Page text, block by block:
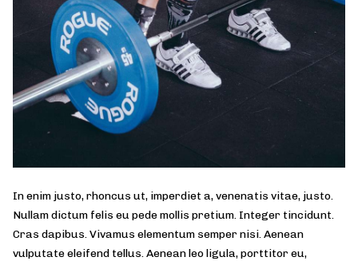
In enim justo, rhoncus ut, imperdiet a, venenatis vitae, justo.
Nullam dictum felis eu pede mollis pretium. Integer tincidunt.
Cras dapibus. Vivamus elementum semper nisi. Aenean
vulputate eleifend tellus. Aenean leo ligula, porttitor eu,